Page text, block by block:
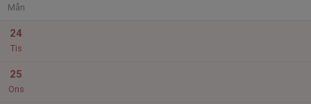
Mån
24
Tis
25
Ons